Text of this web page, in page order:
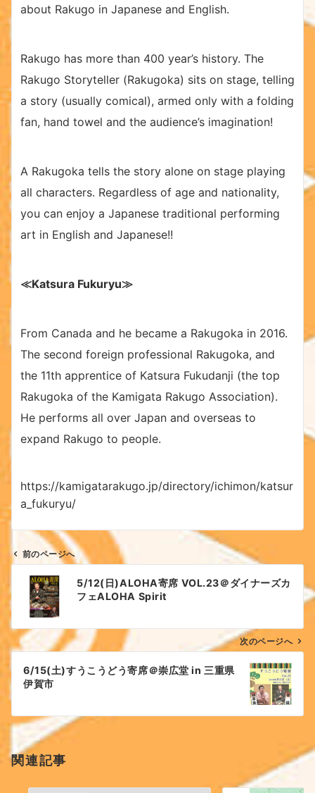
about Rakugo in Japanese and English.
Rakugo has more than 400 year’s history. The
Rakugo Storyteller (Rakugoka) sits on stage, telling
a story (usually comical), armed only with a folding
fan, hand towel and the audience’s imagination!
A Rakugoka tells the story alone on stage playing
all characters. Regardless of age and nationality,
you can enjoy a Japanese traditional performing
art in English and Japanese!!
≪Katsura Fukuryu≫
From Canada and he became a Rakugoka in 2016.
The second foreign professional Rakugoka, and
the 11th apprentice of Katsura Fukudanji (the top
Rakugoka of the Kamigata Rakugo Association).
He performs all over Japan and overseas to
expand Rakugo to people.
https://kamigatarakugo.jp/directory/ichimon/katsur
a_fukuryu/
稿
ナ
ビ
ゲ
シ
ン
前のページへ
5/12(日)ALOHA寄席 VOL.23＠ダイナーズカ
フェALOHA Spirit
次のページへ
6/15(土)すうこうどう寄席＠崇広堂 in 三重県
伊賀市
関連記事